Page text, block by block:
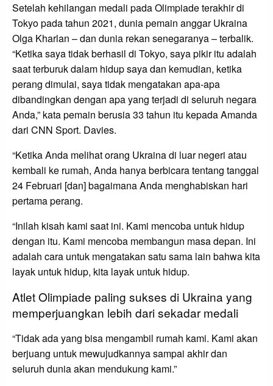
Setelah kehilangan medali pada Olimpiade terakhir di
Tokyo pada tahun 2021, dunia pemain anggar Ukraina
Olga Kharlan – dan dunia rekan senegaranya – terbalik.
“Ketika saya tidak berhasil di Tokyo, saya pikir itu adalah
saat terburuk dalam hidup saya dan kemudian, ketika
perang dimulai, saya tidak mengatakan apa-apa
dibandingkan dengan apa yang terjadi di seluruh negara
Anda,” kata pemain berusia 33 tahun itu kepada Amanda
dari CNN Sport. Davies.
“Ketika Anda melihat orang Ukraina di luar negeri atau
kembali ke rumah, Anda hanya berbicara tentang tanggal
24 Februari [dan] bagaimana Anda menghabiskan hari
pertama perang.
“Inilah kisah kami saat ini. Kami mencoba untuk hidup
dengan itu. Kami mencoba membangun masa depan. Ini
adalah cara untuk mengatakan satu sama lain bahwa kita
layak untuk hidup, kita layak untuk hidup.
Atlet Olimpiade paling sukses di Ukraina yang
memperjuangkan lebih dari sekadar medali
“Tidak ada yang bisa mengambil rumah kami. Kami akan
berjuang untuk mewujudkannya sampai akhir dan
seluruh dunia akan mendukung kami.”